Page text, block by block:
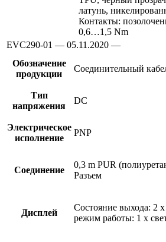
латунь,
Контакты:
0,6…1,5 Nm
EVC290-01 — 05.11.2020 —
Обозначение
продукции
Соединительный
Тип
напряжения
DC
Электрическое
исполнение
PNP
Соединение
0,3 m PUR
Разъем
Дисплей
Состояние выхода: 2
режим работы: 1 x